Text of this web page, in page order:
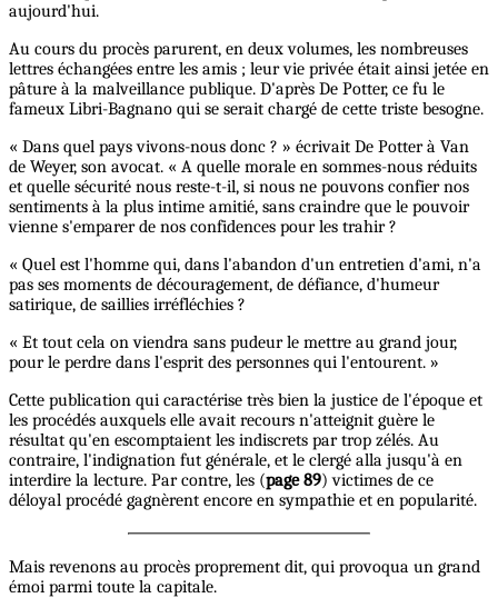
aujourd'hui.
Au cours du procès parurent, en deux volumes, les nombreuses
lettres échangées entre les amis ; leur vie privée était ainsi jetée en
pâture à la malveillance publique. D'après De Potter, ce fu le
fameux Libri-Bagnano qui se serait chargé de cette triste besogne.
« Dans quel pays vivons-nous donc ? » écrivait De Potter à Van
de Weyer, son avocat. « A quelle morale en sommes-nous réduits
et quelle sécurité nous reste-t-il, si nous ne pouvons confier nos
sentiments à la plus intime amitié, sans craindre que le pouvoir
vienne s'emparer de nos confidences pour les trahir ?
« Quel est l'homme qui, dans l'abandon d'un entretien d'ami, n'a
pas ses moments de découragement, de défiance, d'humeur
satirique, de saillies irréfléchies ?
« Et tout cela on viendra sans pudeur le mettre au grand jour,
pour le perdre dans l'esprit des personnes qui l'entourent. »
Cette publication qui caractérise très bien la justice de l'époque et
les procédés auxquels elle avait recours n'atteignit guère le
résultat qu'en escomptaient les indiscrets par trop zélés. Au
contraire, l'indignation fut générale, et le clergé alla jusqu'à en
interdire la lecture. Par contre, les (page 89) victimes de ce
déloyal procédé gagnèrent encore en sympathie et en popularité.
Mais revenons au procès proprement dit, qui provoqua un grand
émoi parmi toute la capitale.